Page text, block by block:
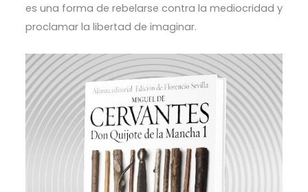
es una forma de rebelarse contra la mediocridad y
proclamar la libertad de imaginar.